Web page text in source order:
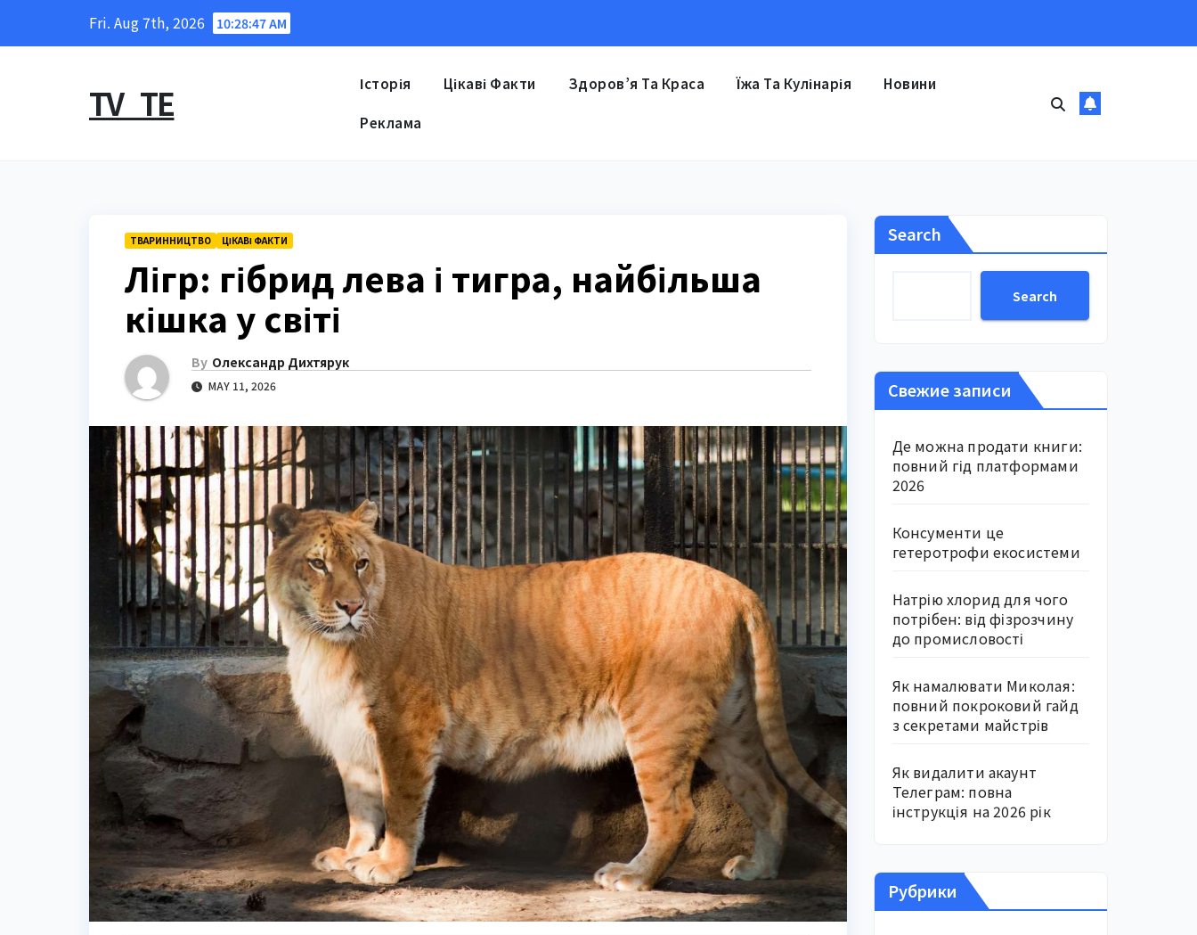
Fri. Aug 7th, 2026 10:28:48 AM
TV_TE Історія Цікаві Факти Здоров’я Та Краса Їжа Та Кулінарія Новини
Реклама
ТВАРИННИЦТВО ЦІКАВІ ФАКТИ
Лігр: гібрид лева і тигра, найбільша
кішка у світі
By Олександр Дихтярук
MAY 11, 2026
Search
Search
Свежие записи
Де можна продати книги:
повний гід платформами
2026
Консументи це
гетеротрофи екосистеми
Натрію хлорид для чого
потрібен: від фізрозчину
до промисловості
Як намалювати Миколая:
повний покроковий гайд
з секретами майстрів
Як видалити акаунт
Телеграм: повна
інструкція на 2026 рік
Рубрики